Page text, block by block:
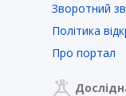
Зворотний
Політика
Про портал